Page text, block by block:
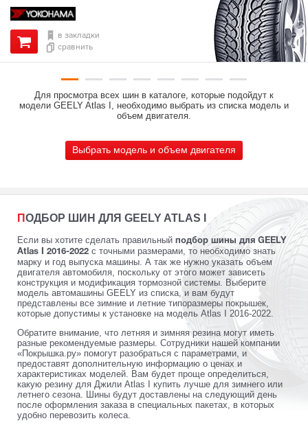
в закладки
сравнить
Для просмотра всех шин в каталоге, которые подойдут к
модели GEELY Atlas I, необходимо выбрать из списка модель и
объем двигателя.
Выбрать модель и объем двигателя
ПОДБОР ШИН ДЛЯ GEELY ATLAS I
Если вы хотите сделать правильный подбор шины для GEELY
Atlas I 2016-2022 с точными размерами, то необходимо знать
марку и год выпуска машины. А так же нужно указать объем
двигателя автомобиля, поскольку от этого может зависеть
конструкция и модификация тормозной системы. Выберите
модель автомашины GEELY из списка, и вам будут
представлены все зимние и летние типоразмеры покрышек,
которые допустимы к установке на модель Atlas I 2016-2022.
Обратите внимание, что летняя и зимняя резина могут иметь
разные рекомендуемые размеры. Сотрудники нашей компании
«Покрышка.ру» помогут разобраться с параметрами, и
предоставят дополнительную информацию о ценах и
характеристиках моделей. Вам будет проще определиться,
какую резину для Джили Atlas I купить лучше для зимнего или
летнего сезона. Шины будут доставлены на следующий день
после оформления заказа в специальных пакетах, в которых
удобно перевозить колеса.